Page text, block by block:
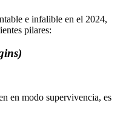
e infalible en el 2024,
pilares:
en modo supervivencia, es